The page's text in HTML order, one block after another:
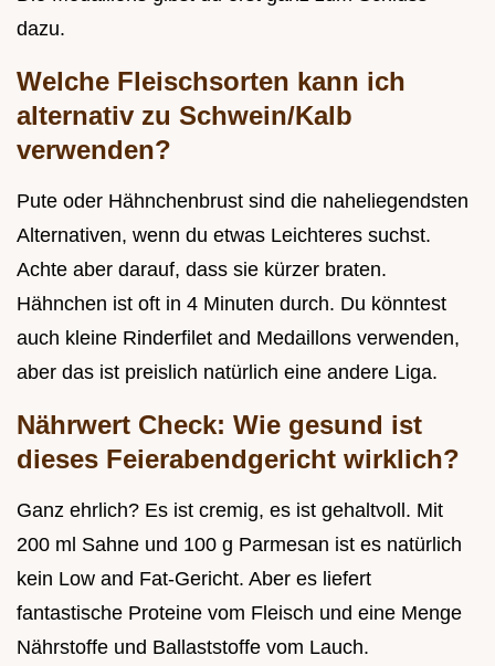
dazu.
Welche Fleischsorten kann ich
alternativ zu Schwein/Kalb
verwenden?
Pute oder Hähnchenbrust sind die naheliegendsten
Alternativen, wenn du etwas Leichteres suchst.
Achte aber darauf, dass sie kürzer braten.
Hähnchen ist oft in 4 Minuten durch. Du könntest
auch kleine Rinderfilet and Medaillons verwenden,
aber das ist preislich natürlich eine andere Liga.
Nährwert Check: Wie gesund ist
dieses Feierabendgericht wirklich?
Ganz ehrlich? Es ist cremig, es ist gehaltvoll. Mit
200 ml Sahne und 100 g Parmesan ist es natürlich
kein Low and Fat-Gericht. Aber es liefert
fantastische Proteine vom Fleisch und eine Menge
Nährstoffe und Ballaststoffe vom Lauch.